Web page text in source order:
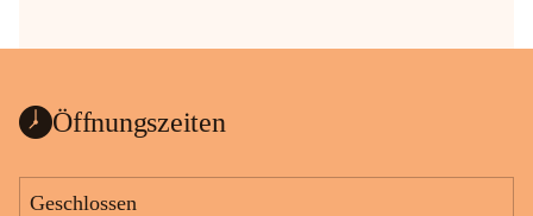
Öffnungszeiten
Geschlossen